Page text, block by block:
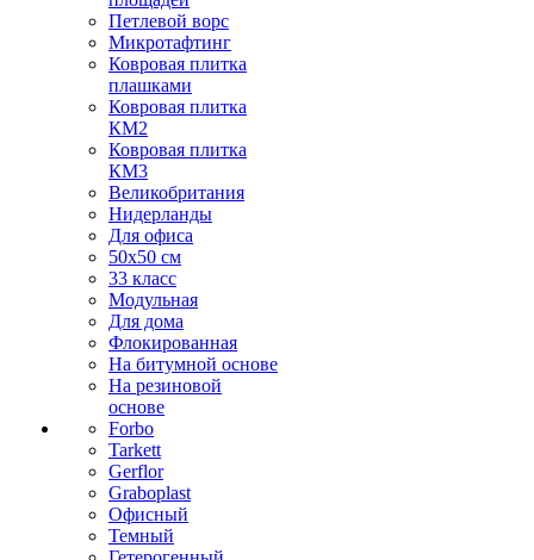
Петлевой ворс
Микротафтинг
Ковровая плитка
плашками
Ковровая плитка
КМ2
Ковровая плитка
КМ3
Великобритания
Нидерланды
Для офиса
50х50 см
33 класс
Модульная
Для дома
Флокированная
На битумной основе
На резиновой
основе
Forbo
Tarkett
Gerflor
Graboplast
Офисный
Темный